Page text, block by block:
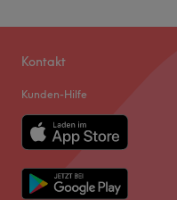
Kontakt
Kunden-Hilfe